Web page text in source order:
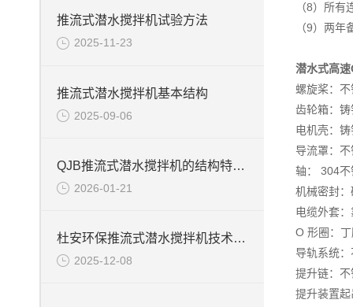
推流式潜水搅拌机试验方法
2025-11-23
推流式潜水搅拌机基本结构
2025-09-06
QJB推流式潜水搅拌机的结构特点以及优势
2026-01-21
杜安环保推流式潜水搅拌机技术要求
2025-12-08
（8）所
（9）两
潜水式高
螺旋桨：
齿轮箱：
电机壳：
导流罩：
轴： 304不
机械密封
电缆外套
O 形圈：
导轨系统
提升链：
提升装置